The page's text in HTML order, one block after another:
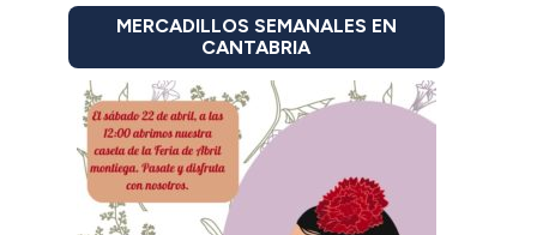
MERCADILLOS SEMANALES EN
CANTABRIA